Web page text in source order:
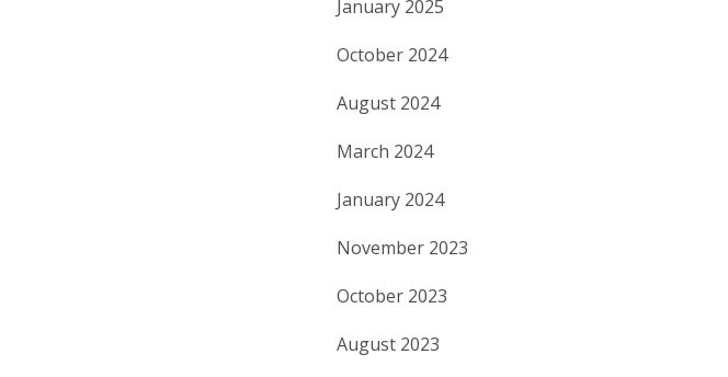
January 2025
October 2024
August 2024
March 2024
January 2024
November 2023
October 2023
August 2023